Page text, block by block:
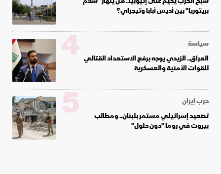
بريتوريا" بين أديس أبابا وتيجراي؟
سياسة
العراق.. الزيدي يوجه برفع الاستعداد القتالي
للقوات الأمنية والعسكرية
4
حرب إيران
تصعيد إسرائيلي مستمر بلبنان.. ومطالب
بيروت في روما "دون حلول"
5